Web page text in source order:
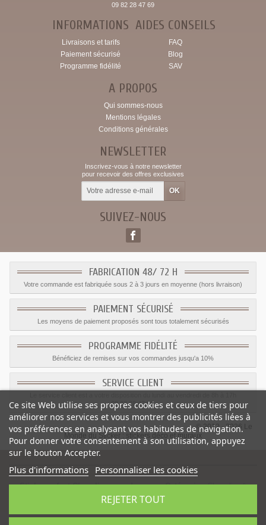
09 82 28 47 69
INFORMATIONS
Livraisons et tarifs
Paiement sécurisé
Programme fidélité
AIDES CONSEILS
FAQ
Blog
SAV
A PROPOS
Qui sommes-nous
Mentions légales
Conditions générales
NEWSLETTER
Inscrivez-vous à notre newsletter
pour recevoir des offres exclusives
SUIVEZ-NOUS
FABRICATION 48/ 72 H
Votre commande est fabriquée sous 2 à 3 jours en moyenne (hors livraison)
PAIEMENT SÉCURISÉ
Les moyens de paiement proposés sont tous totalement sécurisés
PROGRAMME FIDÉLITÉ
Bénéficiez de remises sur vos commandes jusqu'a 10%
SERVICE CLIENT
09.82.28.47.69.
© 2012 - 2026 Le
Monde du Sticker :
stickers déco et muraux
Sticker enfant Chevalier avec drapeau-Catégorie:Chevalier &
Dragons-Prix :1.59€
Ce site Web utilise ses propres cookies et ceux de tiers pour
améliorer nos services et vous montrer des publicités liées à
vos préférences en analysant vos habitudes de navigation.
Pour donner votre consentement à son utilisation, appuyez
sur le bouton Accepter.
Plus d'informations Personnaliser les cookies
REJETER TOUT